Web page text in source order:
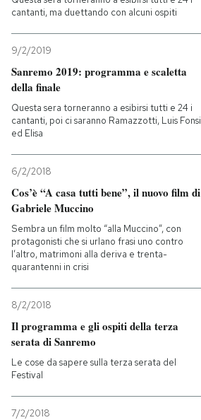
cantanti, ma duettando con alcuni ospiti
9/2/2019
Sanremo 2019: programma e scaletta
della finale
Questa sera torneranno a esibirsi tutti e 24 i
cantanti, poi ci saranno Ramazzotti, Luis Fonsi
ed Elisa
6/2/2018
Cos’è “A casa tutti bene”, il nuovo film di
Gabriele Muccino
Sembra un film molto “alla Muccino”, con
protagonisti che si urlano frasi uno contro
l’altro, matrimoni alla deriva e trenta-
quarantenni in crisi
8/2/2018
Il programma e gli ospiti della terza
serata di Sanremo
Le cose da sapere sulla terza serata del
Festival
7/2/2018